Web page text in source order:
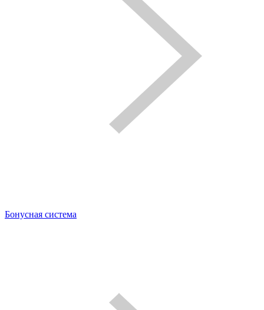
Бонусная система